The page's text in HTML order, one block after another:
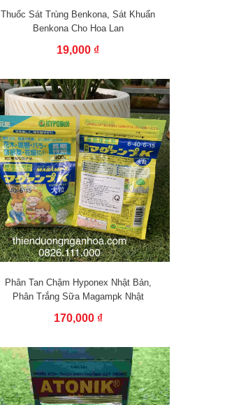
Thuốc Sát Trùng Benkona, Sát Khuẩn
Benkona Cho Hoa Lan
19,000 ₫
Phân Tan Chậm Hyponex Nhật Bản,
Phân Trắng Sữa Magampk Nhật
170,000 ₫